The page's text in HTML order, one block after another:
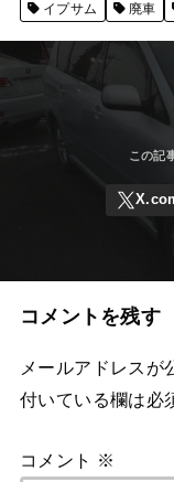
イプサム
廃車
コメントを残す
メールアドレスが
付いている欄は必
コメント ※